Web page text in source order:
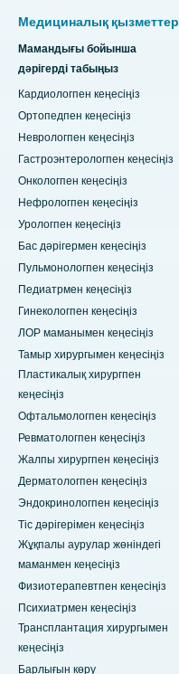
Медициналық қызметтер
Мамандығы бойынша
дәрігерді табыңыз
Кардиологпен кеңесіңіз
Ортопедпен кеңесіңіз
Неврологпен кеңесіңіз
Гастроэнтерологпен кеңесіңіз
Онкологпен кеңесіңіз
Нефрологпен кеңесіңіз
Урологпен кеңесіңіз
Бас дәрігермен кеңесіңіз
Пульмонологпен кеңесіңіз
Педиатрмен кеңесіңіз
Гинекологпен кеңесіңіз
ЛОР маманымен кеңесіңіз
Тамыр хирургымен кеңесіңіз
Пластикалық хирургпен
кеңесіңіз
Офтальмологпен кеңесіңіз
Ревматологпен кеңесіңіз
Жалпы хирургпен кеңесіңіз
Дерматологпен кеңесіңіз
Эндокринологпен кеңесіңіз
Тіс дәрігерімен кеңесіңіз
Жұқпалы аурулар жөніндегі
маманмен кеңесіңіз
Физиотерапевтпен кеңесіңіз
Психиатрмен кеңесіңіз
Трансплантация хирургымен
кеңесіңіз
Барлығын көру